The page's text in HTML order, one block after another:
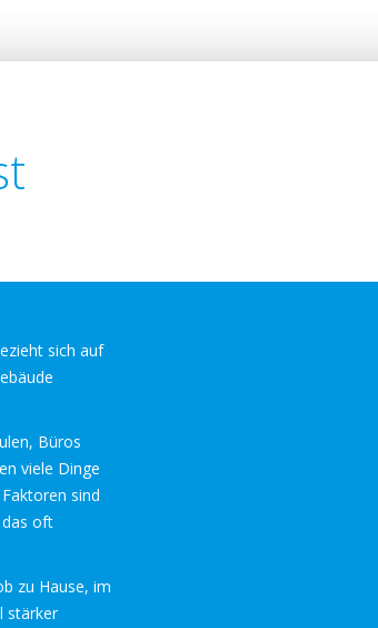
sich auf
Büros
viele Dinge
sind
das oft
zu Hause, im
stärker